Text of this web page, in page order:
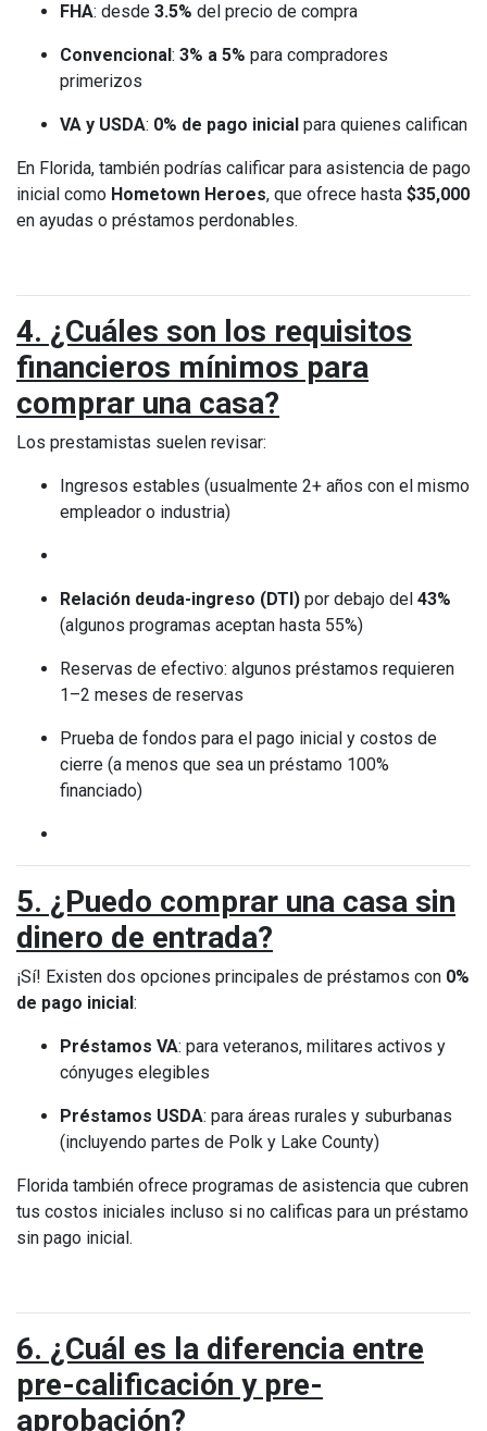
FHA: desde 3.5% del precio de compra
Convencional: 3% a 5% para compradores
primerizos
VA y USDA: 0% de pago inicial para quienes califican
En Florida, también podrías calificar para asistencia de pago
inicial como Hometown Heroes, que ofrece hasta $35,000
en ayudas o préstamos perdonables.
4. ¿Cuáles son los requisitos
financieros mínimos para
comprar una casa?
Los prestamistas suelen revisar:
Ingresos estables (usualmente 2+ años con el mismo
empleador o industria)
Relación deuda-ingreso (DTI) por debajo del 43%
(algunos programas aceptan hasta 55%)
Reservas de efectivo: algunos préstamos requieren
1–2 meses de reservas
Prueba de fondos para el pago inicial y costos de
cierre (a menos que sea un préstamo 100%
financiado)
5. ¿Puedo comprar una casa sin
dinero de entrada?
¡Sí! Existen dos opciones principales de préstamos con 0%
de pago inicial:
Préstamos VA: para veteranos, militares activos y
cónyuges elegibles
Préstamos USDA: para áreas rurales y suburbanas
(incluyendo partes de Polk y Lake County)
Florida también ofrece programas de asistencia que cubren
tus costos iniciales incluso si no calificas para un préstamo
sin pago inicial.
6. ¿Cuál es la diferencia entre
pre-calificación y pre-
aprobación?